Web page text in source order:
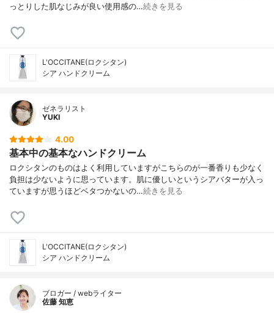
っとりした肌なじみが良い使用感の…続きを見る
L'OCCITANE(ロクシタン)
シア ハンドクリーム
ゼネラリスト
YUKI
4.00
基本中の基本なハンドクリーム
ロクシタンのものはよく利用していますがこちらのが一番香りも少なく
負担は少ないように思っています。肌に優しいというシアバターが入っ
ていますが思うほどベタつかないの…続きを見る
L'OCCITANE(ロクシタン)
シア ハンドクリーム
ブロガー / webライター
佐藤 知恵